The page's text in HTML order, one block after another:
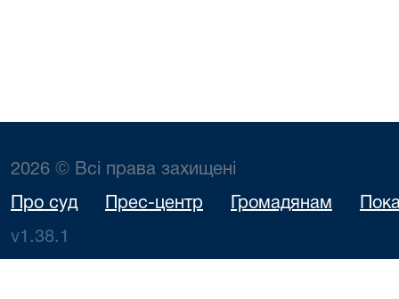
2026 © Всі права захищені
Про суд Прес-центр Громадянам
v1.38.1